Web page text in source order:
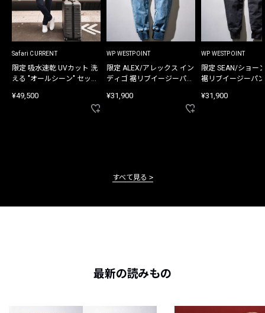
Safari CURRENT
限定 吸水速乾 UVカット 洗
える "オールシーン" セット
¥49,500
WP WESTPOINT
限定 ALEX/アレックス イン
ディゴ 裾リブイージーパン
¥31,900
WP WESTPOINT
限定 SEAN/ショー
裾リブイージーパ
¥31,900
すべて見る
最新の読みもの